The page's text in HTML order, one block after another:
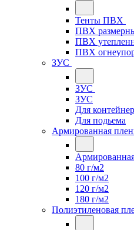
Тенты ПВХ
ПВХ
ПВХ
ПВХ
ЗУС
ЗУС
ЗУС
Для
Для подьема
Армированная
80 г/м2
100 г/м2
120 г/м2
180 г/м2
Полиэтиленовая